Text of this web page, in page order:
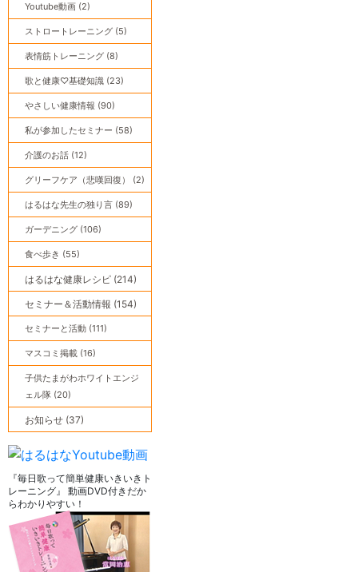
Youtube動画 (2)
ストロートレーニング (5)
表情筋トレーニング (8)
歌と健康♡基礎知識 (23)
やさしい健康情報 (90)
私が参加したセミナー (58)
介護のお話 (12)
グリーフケア（悲嘆回復） (2)
はるはな先生の独り言 (89)
ガーデニング (106)
食べ歩き (55)
はるはな健康レシピ (214)
セミナー＆活動情報 (154)
セミナーと活動 (111)
マスコミ掲載 (16)
子供たまがわホワイトエンジ
ェル隊 (20)
お知らせ (37)
『毎日歌って簡単健康いきいきト
レーニング』 動画DVD付きだか
らわかりやすい！